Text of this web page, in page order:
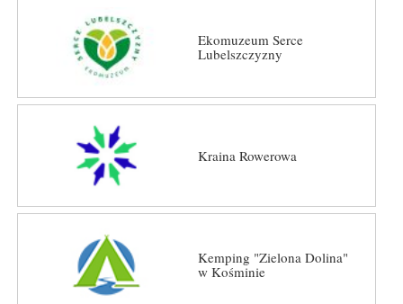
Ekomuzeum Serce
Lubelszczyzny
Kraina Rowerowa
Kemping "Zielona Dolina"
w Kośminie